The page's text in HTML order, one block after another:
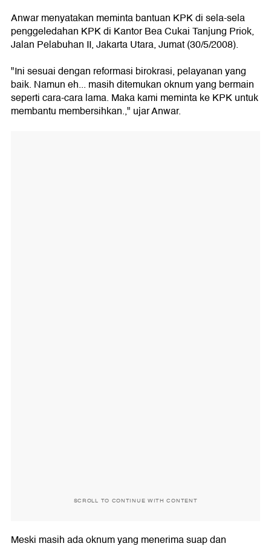
Anwar menyatakan meminta bantuan KPK di sela-sela
penggeledahan KPK di Kantor Bea Cukai Tanjung Priok,
Jalan Pelabuhan II, Jakarta Utara, Jumat (30/5/2008).
"Ini sesuai dengan reformasi birokrasi, pelayanan yang
baik. Namun eh... masih ditemukan oknum yang bermain
seperti cara-cara lama. Maka kami meminta ke KPK untuk
membantu membersihkan.," ujar Anwar.
SCROLL TO CONTINUE WITH CONTENT
Meski masih ada oknum yang menerima suap dan